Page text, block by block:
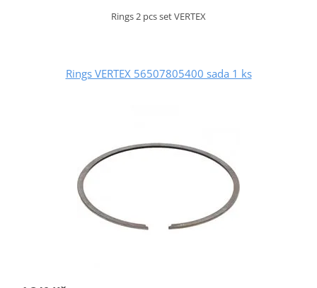
Rings 2 pcs set VERTEX
Rings VERTEX 56507805400 sada 1 ks